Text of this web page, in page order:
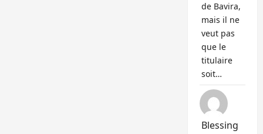
de Bavira,
mais il ne
veut pas
que le
titulaire
soit…
Blessing